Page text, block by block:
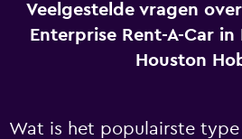
Veelgestelde vragen
Enterprise Rent-A-Car
Houston
Wat is het populairste